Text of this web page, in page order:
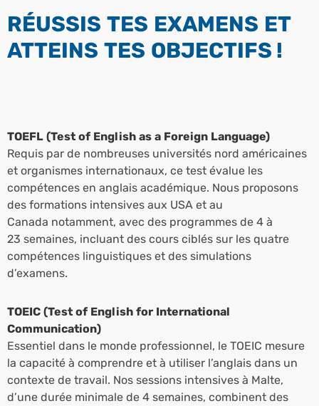
RÉUSSIS TES EXAMENS ET
ATTEINS TES OBJECTIFS !
TOEFL (Test of English as a Foreign Language)
Requis par de nombreuses universités nord américaines
et organismes internationaux, ce test évalue les
compétences en anglais académique. Nous proposons
des formations intensives aux USA et au
Canada notamment, avec des programmes de 4 à
23 semaines, incluant des cours ciblés sur les quatre
compétences linguistiques et des simulations
d’examens.
TOEIC (Test of English for International
Communication)
Essentiel dans le monde professionnel, le TOEIC mesure
la capacité à comprendre et à utiliser l’anglais dans un
contexte de travail. Nos sessions intensives à Malte,
d’une durée minimale de 4 semaines, combinent des